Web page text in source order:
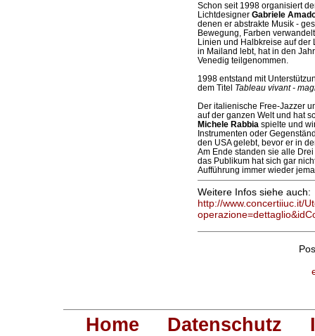
Schon seit 1998 organisiert
Lichtdesigner Gabriele
denen er abstrakte Musik -
Bewegung, Farben
Linien und Halbkreise auf
in Mailand lebt, hat in den
Venedig teilgenommen.
1998 entstand mit
dem Titel
Tableau vivant -
Der italienische Free-Jazzer
auf der ganzen Welt und hat
Michele Rabbia spielte und
Instrumenten oder
den USA gelebt, bevor er in
Am Ende standen sie alle
das Publikum hat sich gar
Aufführung immer wieder
Weitere Infos siehe auch:
http://www.concertiiuc.it/
Home Datenschutz